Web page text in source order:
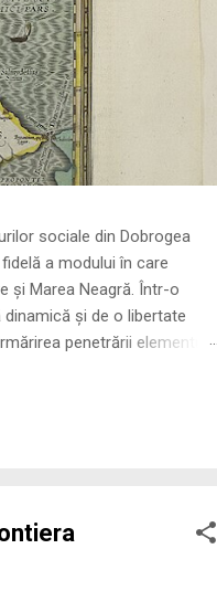
din Dobrogea
a modului în care
și Marea Neagră. Într-o
și de o libertate
penetrării elementului